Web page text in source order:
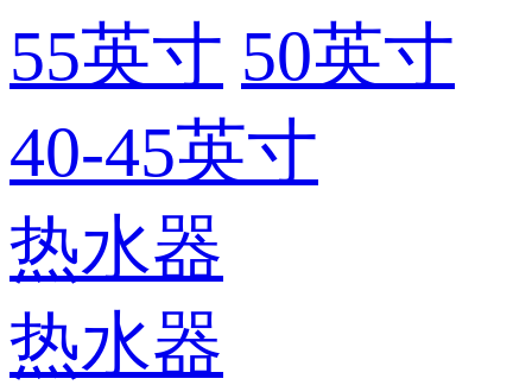
55英寸 50英寸
40-45英寸
热水器
热水器